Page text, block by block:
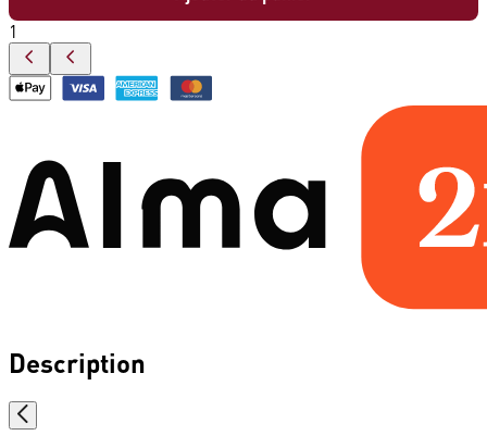
1
Description